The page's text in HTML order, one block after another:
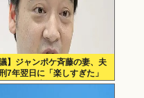
議】ジャンポケ斉藤の妻、夫
7年翌日に「楽しすぎた」
更新